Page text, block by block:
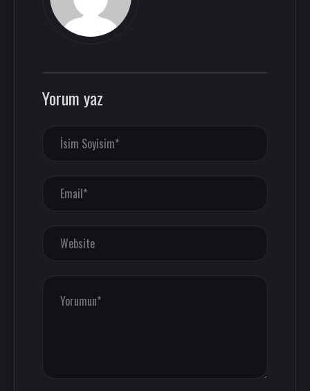
Yorum yaz